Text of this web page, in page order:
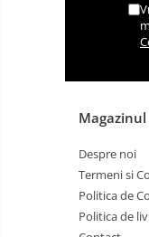
Despre noi
Termeni si
Politica de
Politica de